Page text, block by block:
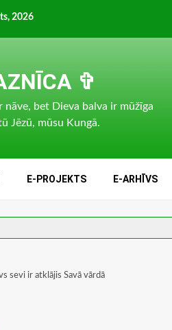
2026
✞
nāve, bet Dieva balva ir mūžīga
Jēzū, mūsu Kungā.
E-PROJEKTS E-ARHĪVS
sevi ir atklājis Savā vārdā